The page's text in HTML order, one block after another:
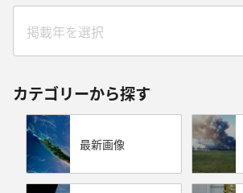
カテゴリーから探す
最新画像